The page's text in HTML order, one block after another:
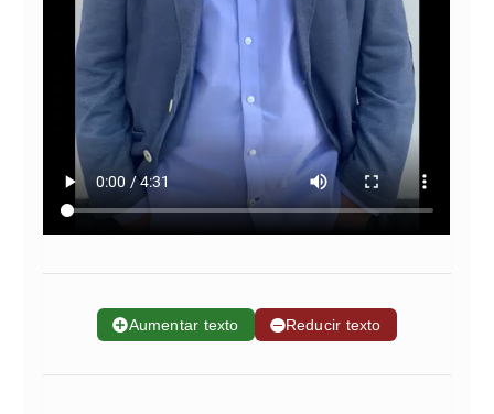
➕Aumentar texto ➖Reducir texto